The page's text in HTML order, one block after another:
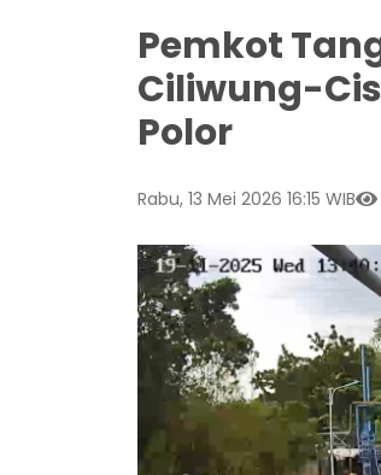
Pemkot
Ciliwung-
Polor
Rabu, 13 Mei 2026 16:15 WIB